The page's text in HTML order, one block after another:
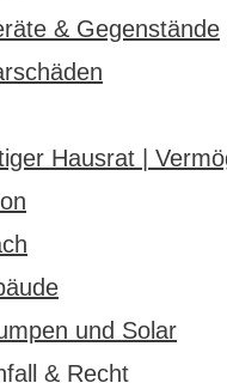
& Gegenstände
Hausrat |
und Solar
& Recht